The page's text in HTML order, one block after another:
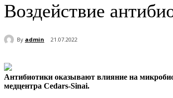
Воздействие
By admin 21.07.2022
Антибиотики оказывают влияние на
медцентра Cedars-Sinai.